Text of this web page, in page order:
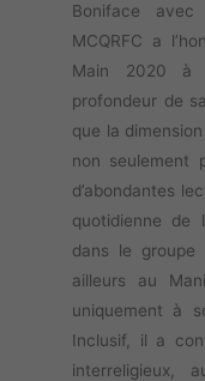
Boniface
MCQRFC a
Main 2020 à
profondeur de
que la
non seulement
d’abondantes
quotidienne de
dans le groupe
ailleurs au
uniquement à
Inclusif, il a
interreligieux,